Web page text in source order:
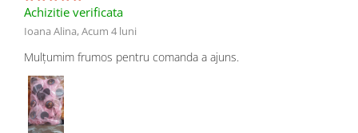
Achizitie verificata
Ioana Alina,Acum 4 luni
Mulțumim frumos pentru comanda a ajuns.